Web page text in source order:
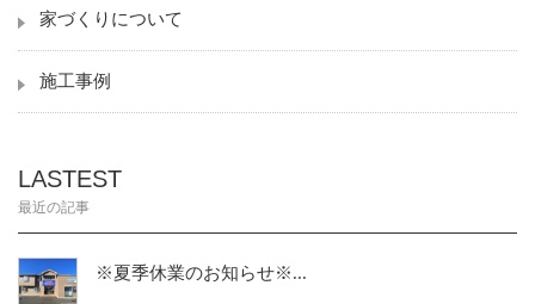
家づくりについて
施工事例
LASTEST
最近の記事
※夏季休業のお知らせ※...